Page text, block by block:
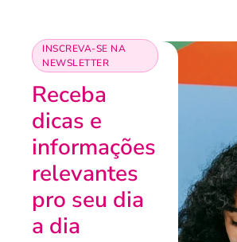
INSCREVA-SE NA
NEWSLETTER
Receba
dicas e
informações
relevantes
pro seu dia
a dia